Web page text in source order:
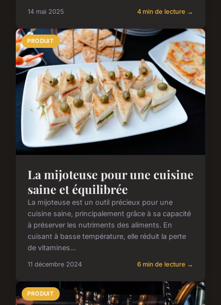
14 mai 2025 4 min de lecture →
PRODUIT
La mijoteuse pour une cuisine
saine et équilibrée
La mijoteuse est un outil précieux pour une
cuisine saine, principalement grâce à sa capacité
à préserver les nutriments des aliments. En
cuisant à basse température, elle réduit la perte
de vitamines...
11 décembre 2024 6 min de lecture →
PRODUIT